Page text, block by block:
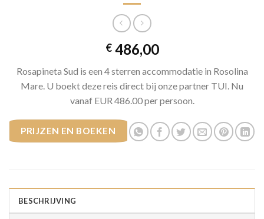
€486,00
Rosapineta Sud is een 4 sterren accommodatie in Rosolina
Mare. U boekt deze reis direct bij onze partner TUI. Nu
vanaf EUR 486.00 per persoon.
PRIJZEN EN BOEKEN
BESCHRIJVING